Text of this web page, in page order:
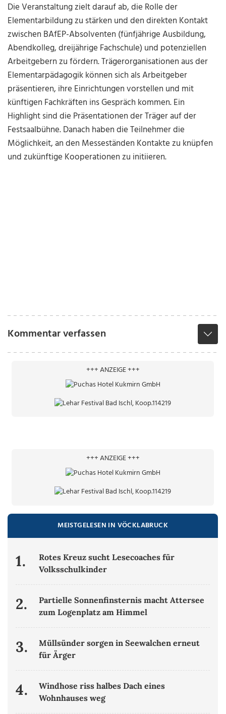
Die Veranstaltung zielt darauf ab, die Rolle der
Elementarbildung zu stärken und den direkten Kontakt
zwischen BAfEP-Absolventen (fünfjährige Ausbildung,
Abendkolleg, dreijährige Fachschule) und potenziellen
Arbeitgebern zu fördern. Trägerorganisationen aus der
Elementarpädagogik können sich als Arbeitgeber
präsentieren, ihre Einrichtungen vorstellen und mit
künftigen Fachkräften ins Gespräch kommen. Ein
Highlight sind die Präsentationen der Träger auf der
Festsaalbühne. Danach haben die Teilnehmer die
Möglichkeit, an den Messeständen Kontakte zu knüpfen
und zukünftige Kooperationen zu initiieren.
Kommentar verfassen
+++ ANZEIGE +++
+++ ANZEIGE +++
MEISTGELESEN IN VÖCKLABRUCK
1.
Rotes Kreuz sucht Lesecoaches für
Volksschulkinder
2.
Partielle Sonnenfinsternis macht Attersee
zum Logenplatz am Himmel
3.
Müllsünder sorgen in Seewalchen erneut
für Ärger
4.
Windhose riss halbes Dach eines
Wohnhauses weg